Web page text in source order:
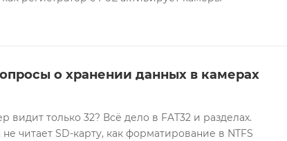
о хранении данных в камерах
видит только 32? Всё дело в FAT32 и разделах.
читает SD-карту, как форматирование в NTFS